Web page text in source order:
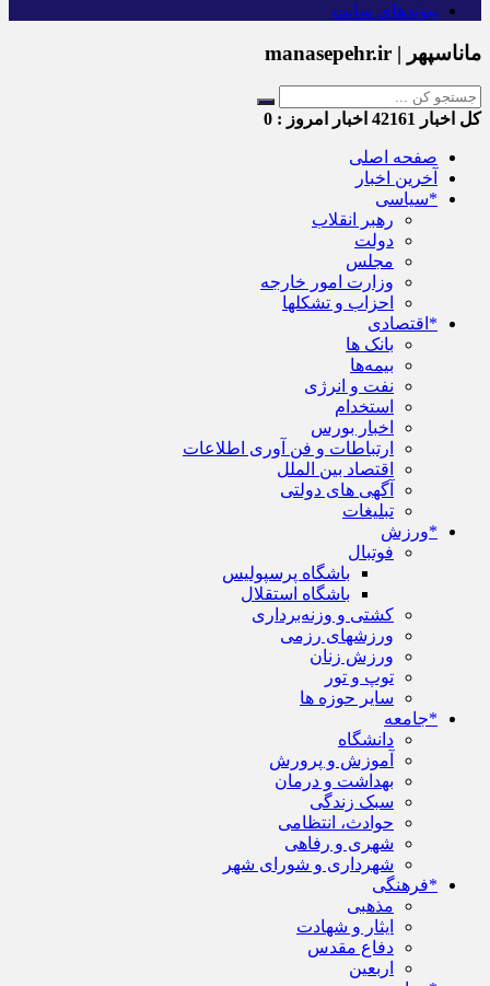
پیوندهای سایت
ماناسپهر | manasepehr.ir
کل اخبار اخبار امروز : 0
صفحه اصلی
آخرین اخبار
*سیاسی
رهبر انقلاب
دولت
مجلس
وزارت امور خارجه
احزاب و تشکلها
*اقتصادی
بانک ها
بیمه‌ها
نفت و انرژی
استخدام
اخبار بورس
ارتباطات و فن آوری اطلاعات
اقتصاد بین الملل
آگهی های دولتی
تبلیغات
*ورزش
فوتبال
باشگاه پرسپولیس
باشگاه استقلال
کشتی و وزنه‌برداری
ورزشهای رزمی
ورزش زنان
توپ و تور
سایر حوزه ها
*جامعه
دانشگاه
آموزش و پرورش
بهداشت و درمان
سبک زندگی
حوادث، انتظامی
شهری و رفاهی
شهرداری و شورای شهر
*فرهنگی
مذهبی
ایثار و شهادت
دفاع مقدس
اربعین